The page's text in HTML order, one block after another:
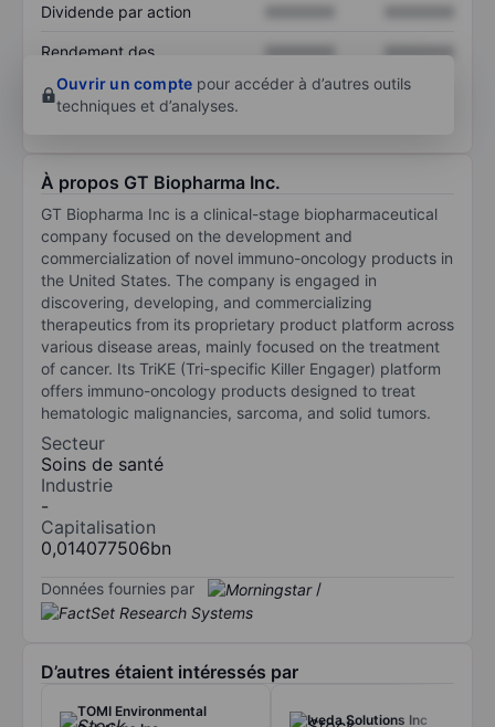
Dividende par action
Rendement des
XXXXXXX
XXXXXXX
Ouvrir un compte pour accéder à d’autres outils
techniques et d’analyses.
À propos GT Biopharma Inc.
GT Biopharma Inc is a clinical-stage biopharmaceutical
company focused on the development and
commercialization of novel immuno-oncology products in
the United States. The company is engaged in
discovering, developing, and commercializing
therapeutics from its proprietary product platform across
various disease areas, mainly focused on the treatment
of cancer. Its TriKE (Tri-specific Killer Engager) platform
offers immuno-oncology products designed to treat
hematologic malignancies, sarcoma, and solid tumors.
Secteur
Soins de santé
Industrie
-
Capitalisation
0,014077506bn
Données fournies par /
D’autres étaient intéressés par
TOMI Environmental
Iveda Solutions Inc